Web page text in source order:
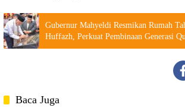
Gubernur Mahyeldi Resmikan Rumah
Huffazh, Perkuat Pembinaan Generasi
Datar
Baca Juga